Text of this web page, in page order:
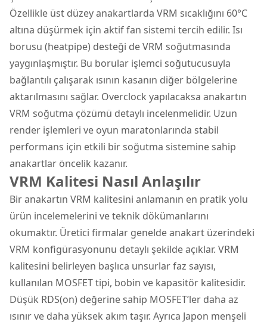
Özellikle üst düzey anakartlarda VRM sıcaklığını 60°C
altına düşürmek için aktif fan sistemi tercih edilir. Isı
borusu (heatpipe) desteği de VRM soğutmasında
yaygınlaşmıştır. Bu borular işlemci soğutucusuyla
bağlantılı çalışarak ısının kasanın diğer bölgelerine
aktarılmasını sağlar. Overclock yapılacaksa anakartın
VRM soğutma çözümü detaylı incelenmelidir. Uzun
render işlemleri ve oyun maratonlarında stabil
performans için etkili bir soğutma sistemine sahip
anakartlar öncelik kazanır.
VRM Kalitesi Nasıl Anlaşılır
Bir anakartın VRM kalitesini anlamanın en pratik yolu
ürün incelemelerini ve teknik dökümanlarını
okumaktır. Üretici firmalar genelde anakart üzerindeki
VRM konfigürasyonunu detaylı şekilde açıklar. VRM
kalitesini belirleyen başlıca unsurlar faz sayısı,
kullanılan MOSFET tipi, bobin ve kapasitör kalitesidir.
Düşük RDS(on) değerine sahip MOSFET’ler daha az
ısınır ve daha yüksek akım taşır. Ayrıca Japon menşeli